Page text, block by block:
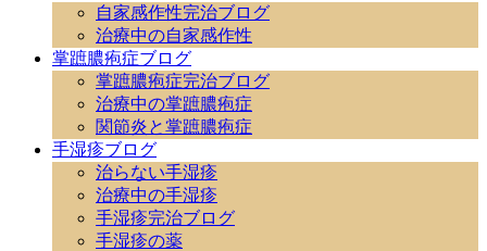
自家感作性完治ブログ
治療中の自家感作性
掌蹠膿疱症ブログ
掌蹠膿疱症完治ブログ
治療中の掌蹠膿疱症
関節炎と掌蹠膿疱症
手湿疹ブログ
治らない手湿疹
治療中の手湿疹
手湿疹完治ブログ
手湿疹の薬